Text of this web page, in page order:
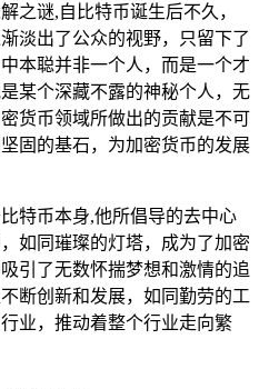
之谜,自比特币诞生后不久，
淡出了公众的视野，只留下了
本聪并非一个人，而是一个才
某个深藏不露的神秘个人，无
货币领域所做出的贡献是不可
固的基石，为加密货币的发展
特币本身,他所倡导的去中心
如同璀璨的灯塔，成为了加密
引了无数怀揣梦想和激情的追
断创新和发展，如同勤劳的工
业，推动着整个行业走向繁